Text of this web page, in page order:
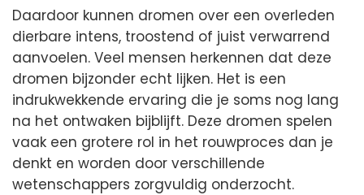
Daardoor kunnen dromen over een overleden
dierbare intens, troostend of juist verwarrend
aanvoelen. Veel mensen herkennen dat deze
dromen bijzonder echt lijken. Het is een
indrukwekkende ervaring die je soms nog lang
na het ontwaken bijblijft. Deze dromen spelen
vaak een grotere rol in het rouwproces dan je
denkt en worden door verschillende
wetenschappers zorgvuldig onderzocht.